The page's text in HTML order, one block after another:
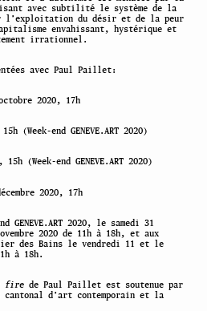
avec subtilité le système de la
l’exploitation du désir et de la peur
envahissant, hystérique et
irrationnel.
avec Paul Paillet:
2020, 17h
(Week-end GENEVE.ART 2020)
(Week-end GENEVE.ART 2020)
2020, 17h
GENEVE.ART 2020, le samedi 31
2020 de 11h à 18h, et aux
des Bains le vendredi 11 et le
à 18h.
fire de Paul Paillet est soutenue par
d’art contemporain et la